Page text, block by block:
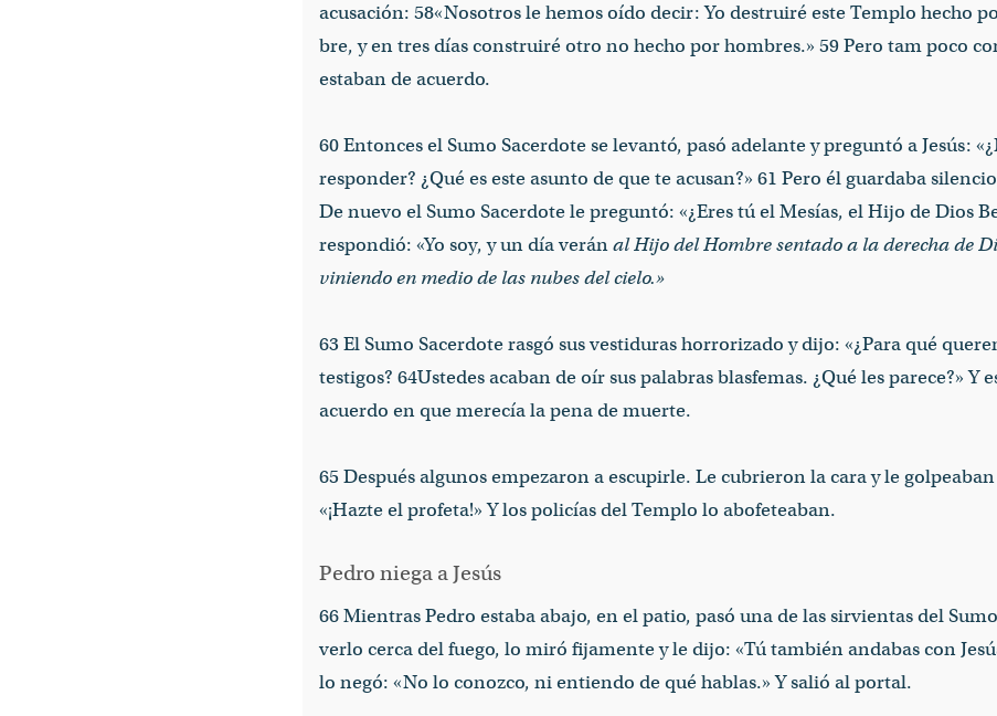
acusación: 58«Nosotros le hemos oído decir: Yo destruiré este Templo hecho
bre, y en tres días construiré otro no hecho por hombres.» 59 Pero tam poco
estaban de acuerdo.
60 Entonces el Sumo Sacerdote se levantó, pasó adelante y preguntó a Jesús:
responder? ¿Qué es este asunto de que te acusan?» 61 Pero él guardaba
De nuevo el Sumo Sacerdote le preguntó: «¿Eres tú el Mesías, el Hijo de Dios
respondió: «Yo soy, y un día veránal Hijo del Hombre sentado a la derecha de
viniendo en medio de las nubes del cielo.»
63 El Sumo Sacerdote rasgó sus vestiduras horrorizado y dijo: «¿Para qué
testigos? 64Ustedes acaban de oír sus palabras blasfemas. ¿Qué les parece?» Y
acuerdo en que merecía la pena de muerte.
65 Después algunos empezaron a escupirle. Le cubrieron la cara y le
«¡Hazte el profeta!» Y los policías del Templo lo abofeteaban.
Pedro niega a Jesús
66 Mientras Pedro estaba abajo, en el patio, pasó una de las sirvientas del
verlo cerca del fuego, lo miró fijamente y le dijo: «Tú también andabas con
lo negó: «No lo conozco, ni entiendo de qué hablas.» Y salió al portal.